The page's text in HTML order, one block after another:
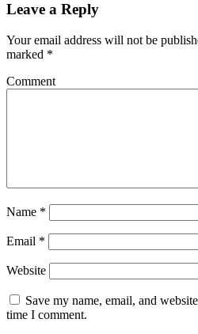
Leave a Reply
Your email address will not be
marked *
Comment
Name *
Email *
Website
Save my name, email, and
time I comment.